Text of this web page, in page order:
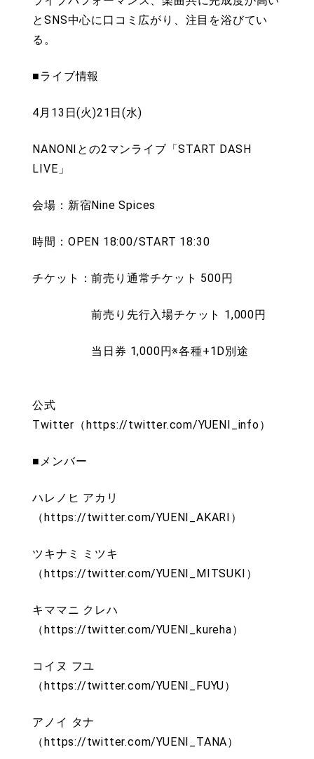
とSNS中心に口コミ広がり、注目を浴びてい
る。
■ライブ情報
4月13日(火)21日(水)
NANONIとの2マンライブ「START DASH
LIVE」
会場：新宿Nine Spices
時間：OPEN 18:00/START 18:30
チケット：前売り通常チケット 500円
前売り先行入場チケット 1,000円
当日券 1,000円※各種+1D別途
公式
Twitter（https://twitter.com/YUENI_info）
■メンバー
ハレノヒ アカリ
（https://twitter.com/YUENI_AKARI）
ツキナミ ミツキ
（https://twitter.com/YUENI_MITSUKI）
キママニ クレハ
（https://twitter.com/YUENI_kureha）
コイヌ フユ
（https://twitter.com/YUENI_FUYU）
アノイ タナ
（https://twitter.com/YUENI_TANA）